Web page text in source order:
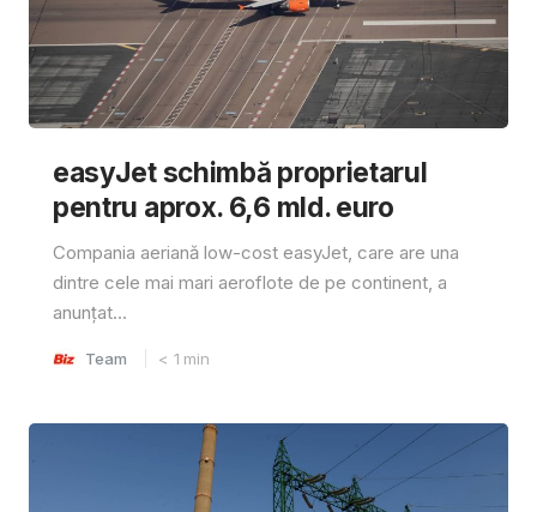
easyJet schimbă proprietarul
pentru aprox. 6,6 mld. euro
Compania aeriană low-cost easyJet, care are una
dintre cele mai mari aeroflote de pe continent, a
anunțat...
Team < 1 min